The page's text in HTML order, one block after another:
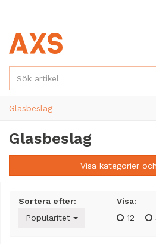
Glasbeslag
Glasbeslag
Visa kategorier
Sortera efter:
Popularitet
Visa:
12